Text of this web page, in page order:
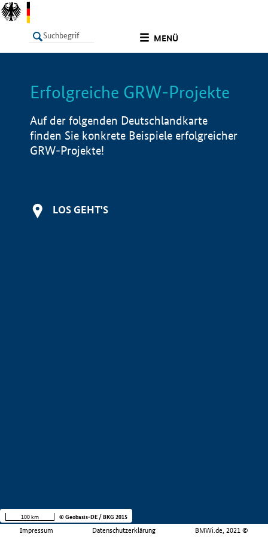
MENÜ
LISTE Info
Erfolgreiche GRW-Projekte
Auf der folgenden Deutschlandkarte
finden Sie konkrete Beispiele erfolgreicher
GRW-Projekte!
LOS GEHT'S
Impressum Datenschutzerklärung BMWi.de, 2021 ©
100 km © Geobasis-DE / BKG 2015